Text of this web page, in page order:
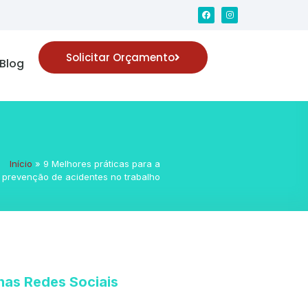
Solicitar Orçamento
Início »9 Melhores práticas para a
prevenção de acidentes no trabalho
Redes Sociais